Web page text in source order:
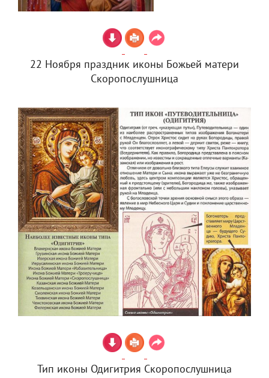
22 Ноября праздник иконы Божьей матери
Скоропослушница
Тип иконы Одигитрия Скоропослушница